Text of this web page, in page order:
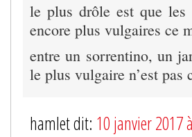
le plus drôle est que
encore plus vulgaires ce
entre un sorrentino, un
le plus vulgaire n’est
hamlet dit: 10 janvier 2017